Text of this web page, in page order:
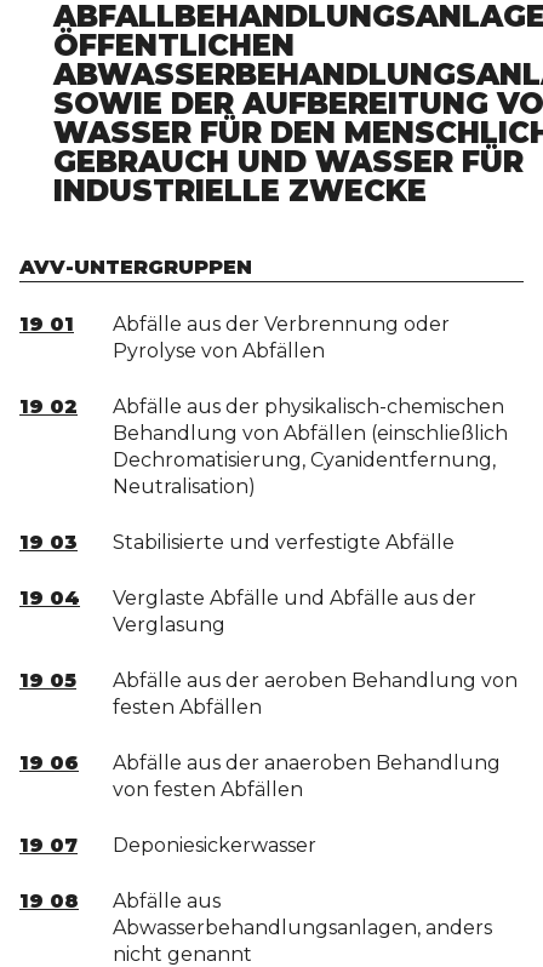
ÖFFENTLICHEN
SOWIE DER AUFBEREITUNG
WASSER FÜR DEN
GEBRAUCH UND WASSER FÜR
INDUSTRIELLE ZWECKE
AVV-UNTERGRUPPEN
19 01
Abfälle aus der Verbrennung oder
Pyrolyse von Abfällen
19 02
Abfälle aus der physikalisch-chemischen
Behandlung von Abfällen (einschließlich
Dechromatisierung, Cyanidentfernung,
Neutralisation)
19 03 Stabilisierte und verfestigte Abfälle
19 04
Verglaste Abfälle und Abfälle aus der
Verglasung
19 05
Abfälle aus der aeroben Behandlung von
festen Abfällen
19 06
Abfälle aus der anaeroben Behandlung
von festen Abfällen
19 07 Deponiesickerwasser
19 08
Abfälle aus
Abwasserbehandlungsanlagen, anders
nicht genannt